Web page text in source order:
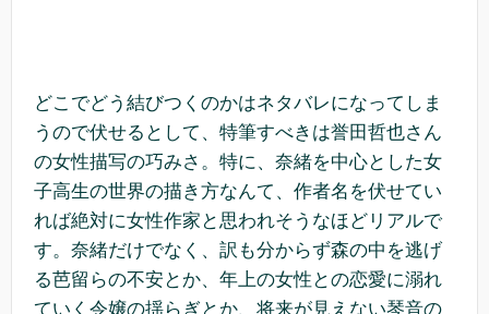
どこでどう結びつくのかはネタバレになってしま
うので伏せるとして、特筆すべきは誉田哲也さん
の女性描写の巧みさ。特に、奈緒を中心とした女
子高生の世界の描き方なんて、作者名を伏せてい
れば絶対に女性作家と思われそうなほどリアルで
す。奈緒だけでなく、訳も分からず森の中を逃げ
る芭留らの不安とか、年上の女性との恋愛に溺れ
ていく令嬢の揺らぎとか、将来が見えない琴音の